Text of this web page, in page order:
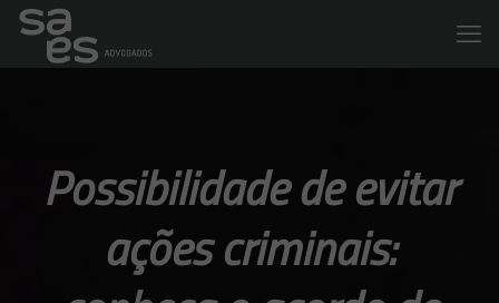
Possibilidade de evitar
ações criminais: